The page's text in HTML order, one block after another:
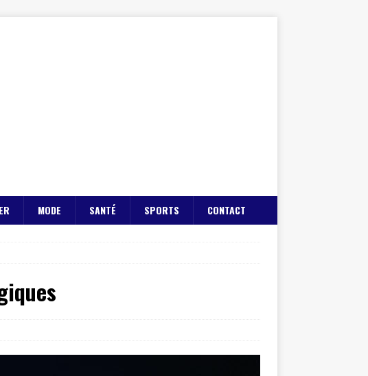
MODE SANTÉ SPORTS CONTACT